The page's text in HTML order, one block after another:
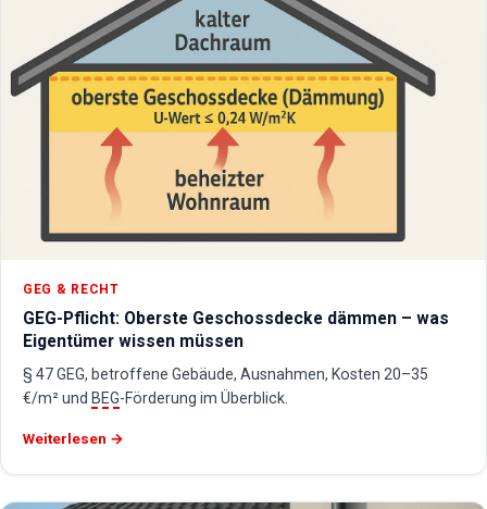
GEG & RECHT
GEG-Pflicht: Oberste Geschossdecke dämmen – was
Eigentümer wissen müssen
§ 47 GEG, betroffene Gebäude, Ausnahmen, Kosten 20–35
€/m² und BEG-Förderung im Überblick.
Weiterlesen →